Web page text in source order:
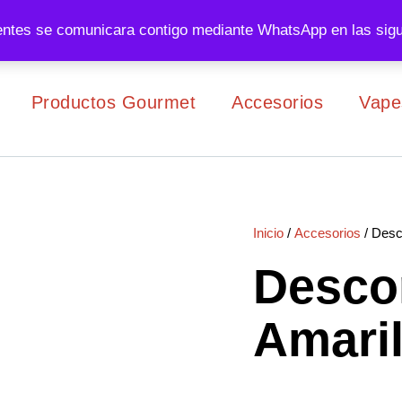
se comunicara contigo mediante WhatsApp en las
Productos Gourmet Accesorios
Inicio / Accesorios /